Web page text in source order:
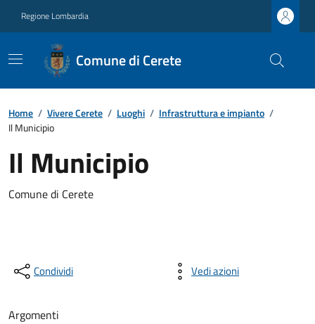
Regione Lombardia
Comune di Cerete
Home / Vivere Cerete / Luoghi / Infrastruttura e impianto /
Il Municipio
Il Municipio
Comune di Cerete
Condividi Vedi azioni
Argomenti